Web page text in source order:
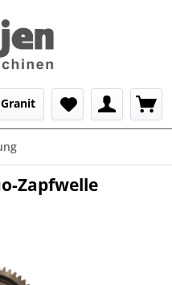
Granit
Zapfwelle